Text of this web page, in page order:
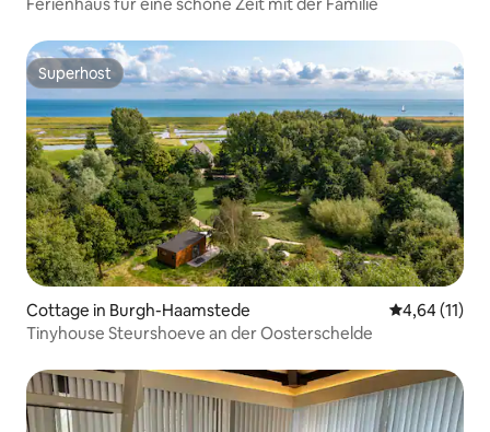
Ferienhaus für eine schöne Zeit mit der Familie
Superhost
Superhost
Cottage in Burgh-Haamstede
4,64 (11)
Tinyhouse Steurshoeve an der Oosterschelde